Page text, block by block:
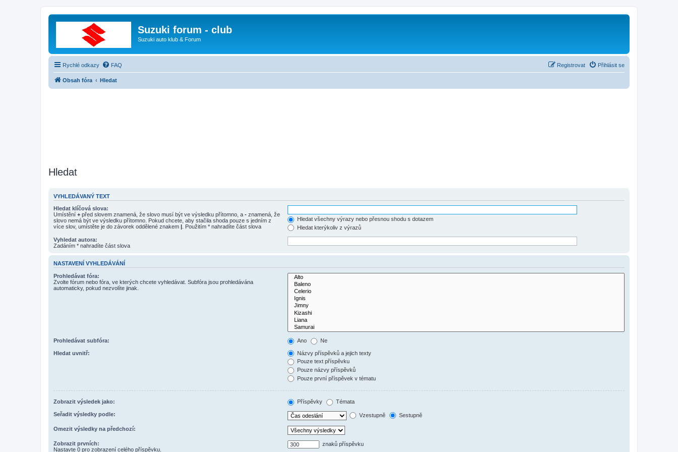
Suzuki forum - club
Suzuki auto klub & Forum
Rychlé odkazy FAQ Přihlásit se
Registrovat
Obsah fóra Hledat
Hledat
VYHLEDÁVANÝ TEXT
Hledat klíčová slova:
Umístění + před slovem znamená, že slovo musí být ve výsledku přítomno, a - znamená, že
slovo nemá být ve výsledku přítomno. Pokud chcete, aby stačila shoda pouze s jedním z
více slov, umístěte je do závorek oddělené znakem | . Použitím * nahradíte část slova
Hledat všechny výrazy nebo přesnou shodu s dotazem
Hledat kterýkoliv z výrazů
Vyhledat autora:
Zadáním * nahradíte část slova
NASTAVENÍ VYHLEDÁVÁNÍ
Prohledávat fóra:
Zvolte fórum nebo fóra, ve kterých chcete vyhledávat. Subfóra jsou prohledávána
automaticky, pokud nezvolíte jinak.
Prohledávat subfóra: Ano Ne
Hledat uvnitř:
Názvy příspěvků a jejich texty
Pouze text příspěvku
Pouze názvy příspěvků
Pouze první příspěvek v tématu
Zobrazit výsledek jako: Příspěvky Témata
Seřadit výsledky podle: Vzestupně Sestupně
Omezit výsledky na předchozí:
Zobrazit prvních:
Nastavte 0 pro zobrazení celého příspěvku.
znaků příspěvku